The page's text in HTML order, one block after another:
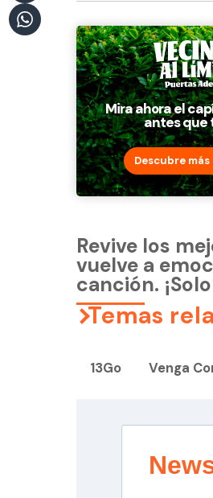
Descubre más
Revive los
vuelve a
canción.
Temas
13Go Venga